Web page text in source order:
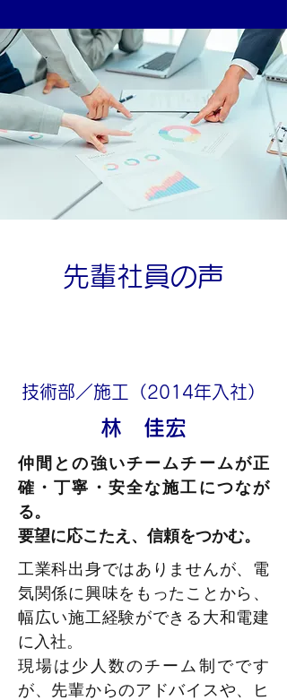
先輩社員の声
技術部／施工（2014年入社）
林 佳宏
仲間との強いチームチームが正
確・丁寧・安全な施工につなが
る。
要望に応こたえ、信頼をつかむ。
工業科出身ではありませんが、電
気関係に興味をもったことから、
幅広い施工経験ができる大和電建
に入社。
現場は少人数のチーム制でです
が、先輩からのアドバイスや、ヒ